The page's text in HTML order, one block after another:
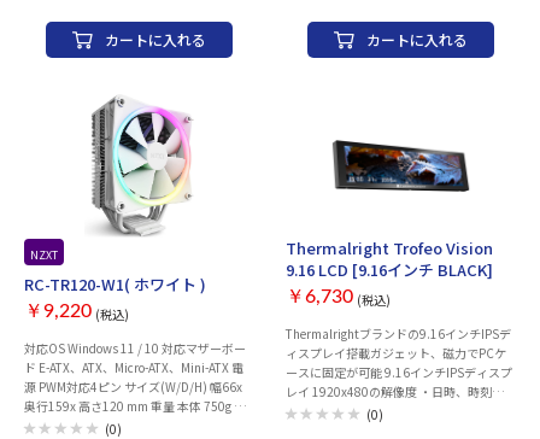
ファイル対応： ■LEDライティング対応：
○ ■PWM：○ ■コネクタ： ■ファン数
量：3枚 ■干渉軽減： ■色：ブラック
カートに入れる カートに入れる
NZXT
RC-TR120-W1( ホワイト )
￥9,220 (税込)
対応OS Windows 11 / 10 対応マザーボー
ド E-ATX、ATX、Micro-ATX、Mini-ATX 電
源 PWM対応4ピン サイズ(W/D/H) 幅66x
奥行159x 高さ120 mm 重量 本体 750g 内
容物 ヒートシンク（x1・アルミニウム
(0)
Thermalright Trofeo Vision
9.16 LCD [9.16インチ BLACK]
￥6,730 (税込)
Thermalrightブランドの9.16インチIPSデ
ィスプレイ搭載ガジェット、磁力でPCケ
ースに固定が可能 9.16インチIPSディスプ
レイ 1920x480の解像度 ・日時、時刻、曜
日、テキストの表示 ・CPU、GPU、メモ
(0)